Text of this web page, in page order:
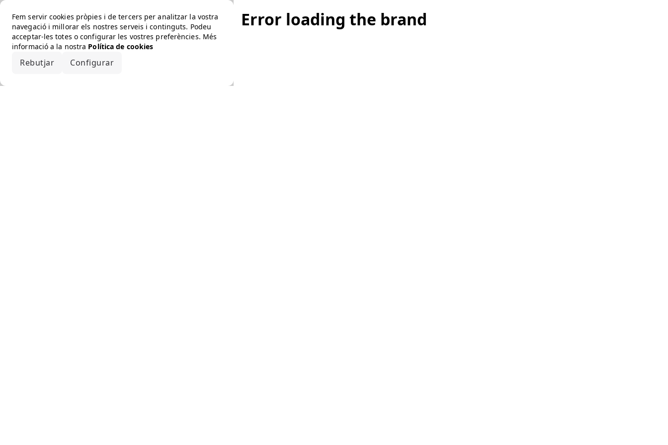
Fem servir cookies pròpies i de tercers per analitzar la vostra
navegació i millorar els nostres serveis i continguts. Podeu
acceptar-les totes o configurar les vostres preferències. Més
informació a la nostra Política de cookies
Rebutjar Configurar
Error loading the brand